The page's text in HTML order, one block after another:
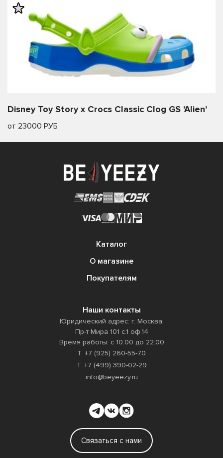
Disney Toy Story x Crocs Classic Clog GS 'Alien'
от 23000 РУБ
Каталог
О магазине
Покупателям
Наши контакты
Юридический адрес: г. Москва,
Пр-т Мира 101 с.1 оф.14
Время работы: с 10:00 до 22:00
Т. +7 (925) 260-55-70
Т. +7 (499) 390-02-29
info@beyeezy.ru
Связаться с нами